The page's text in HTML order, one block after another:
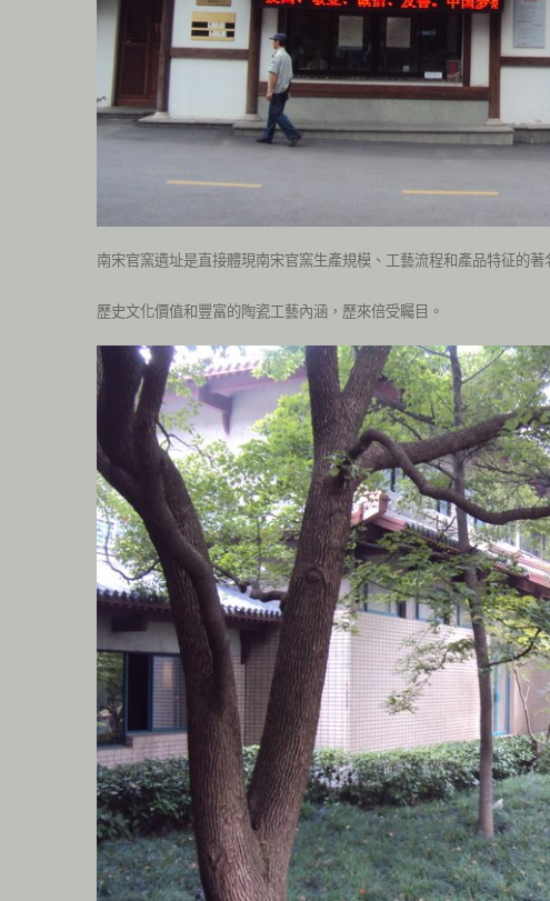
南宋官窯遺址是直接體現南宋官窯生產規模、工藝流程和產品特征的
歷史文化價值和豐富的陶瓷工藝內涵，歷來倍受矚目。